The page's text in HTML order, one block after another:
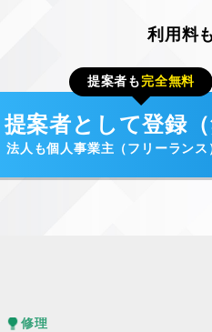
利用料も
提案者も 完全無料
提案者として登録（
法人も個人事業主（フリーランス
修理